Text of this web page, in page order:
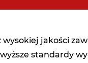
jakości
standardy